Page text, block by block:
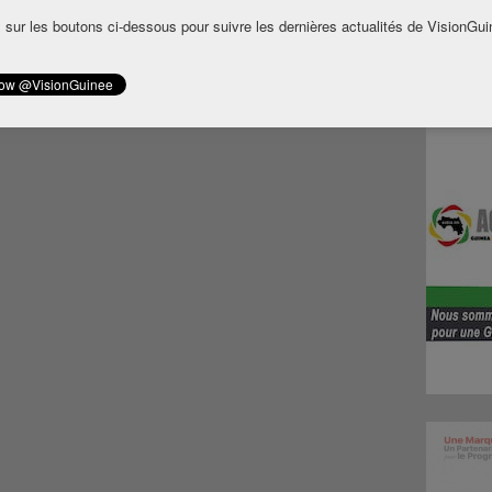
sur les boutons ci-dessous pour suivre les dernières actualités de